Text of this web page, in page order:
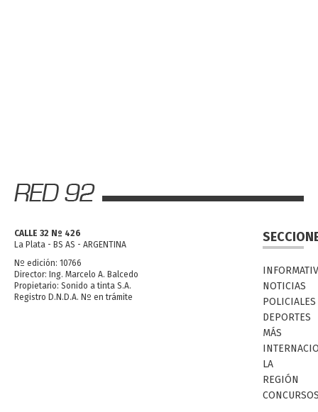
CALLE 32 Nº 426
La Plata - BS AS - ARGENTINA
Nº edición: 10766
Director: Ing. Marcelo A. Balcedo
Propietario: Sonido a tinta S.A.
Registro D.N.D.A. Nº en trámite
NOTICIAS
POLICIALES
DEPORTES
MÁS
LA
REGIÓN